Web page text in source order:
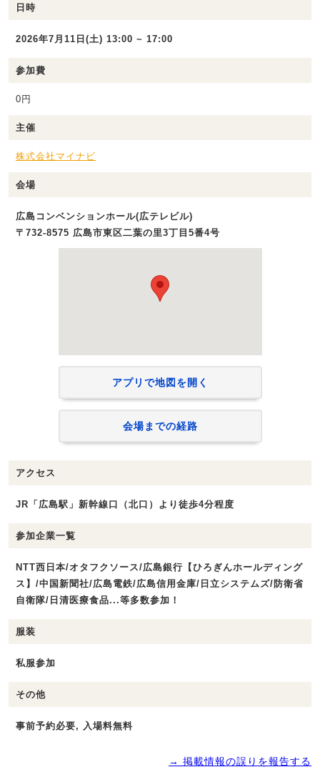
日時
2026年7月11日(土) 13:00 ~ 17:00
参加費
0円
主催
株式会社マイナビ
会場
広島コンベンションホール(広テレビル)
〒732-8575 広島市東区二葉の里3丁目5番4号
アプリで地図を開く
会場までの経路
アクセス
JR「広島駅」新幹線口（北口）より徒歩4分程度
参加企業一覧
NTT西日本/オタフクソース/広島銀行【ひろぎんホールディング
ス】/中国新聞社/広島電鉄/広島信用金庫/日立システムズ/防衛省
自衛隊/日清医療食品...等多数参加！
服装
私服参加
その他
事前予約必要, 入場料無料
→ 掲載情報の誤りを報告する